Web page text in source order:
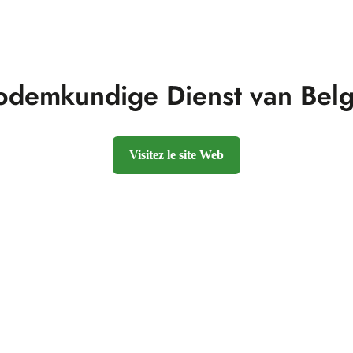
Dienst van
Visitez le site Web